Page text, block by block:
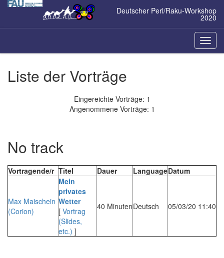
Zum
Deutscher Perl/Raku-Workshop
2020
ein-/
Liste der Vorträge
Eingereichte Vorträge: 1
Angenommene Vorträge: 1
No track
Vortragende/r Titel Dauer LanguageDatum
Max Maischein
(‎Corion‎)
‎Mein
privates
Wetter‎
[ Vortrag
(Slides,
etc.) ]
40 MinutenDeutsch 05/03/20 11:40